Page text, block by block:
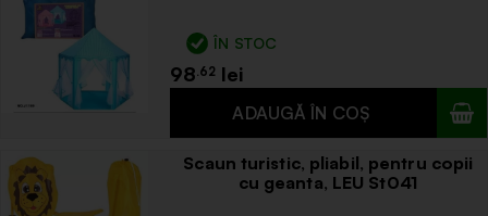
ÎN STOC
98.62
Scaun turistic, pliabil, pentru copii
cu geanta, LEU St041